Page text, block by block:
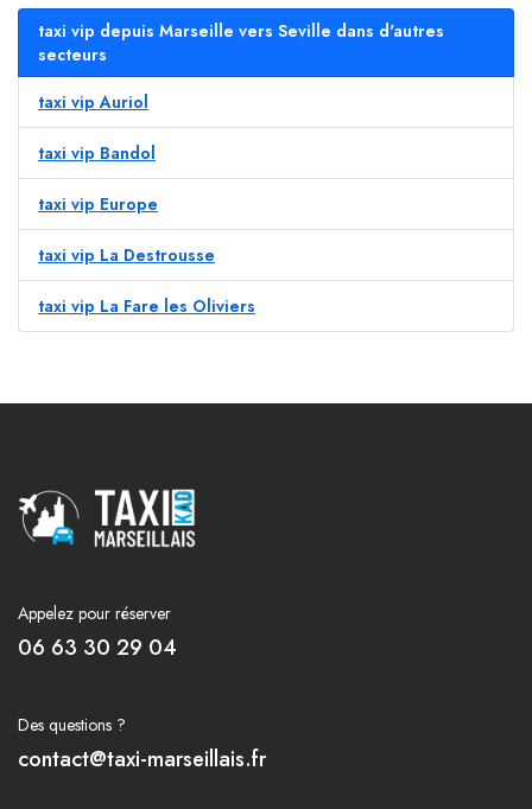
taxi vip depuis Marseille vers Seville dans d'autres
secteurs
taxi vip Auriol
taxi vip Bandol
taxi vip Europe
taxi vip La Destrousse
taxi vip La Fare les Oliviers
Appelez pour réserver
06 63 30 29 04
Des questions ?
contact@taxi-marseillais.fr